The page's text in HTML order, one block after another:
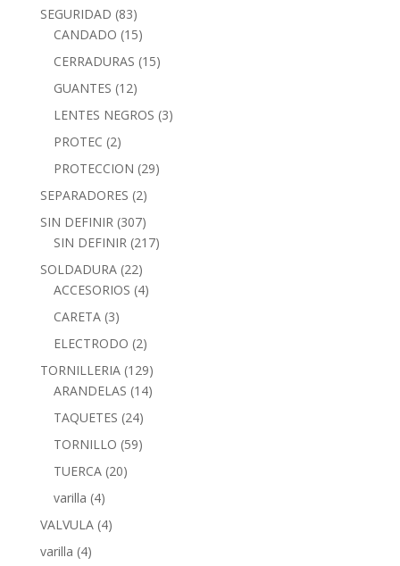
SEGURIDAD (83)
CANDADO (15)
CERRADURAS (15)
GUANTES (12)
LENTES NEGROS (3)
PROTEC (2)
PROTECCION (29)
SEPARADORES (2)
SIN DEFINIR (307)
SIN DEFINIR (217)
SOLDADURA (22)
ACCESORIOS (4)
CARETA (3)
ELECTRODO (2)
TORNILLERIA (129)
ARANDELAS (14)
TAQUETES (24)
TORNILLO (59)
TUERCA (20)
varilla (4)
VALVULA (4)
varilla (4)